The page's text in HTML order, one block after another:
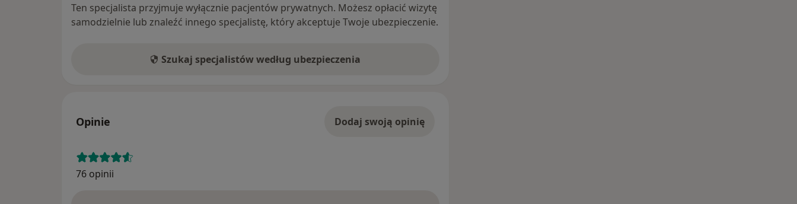
Ten specjalista przyjmuje wyłącznie pacjentów prywatnych. Możesz opłacić wizytę
samodzielnie lub znaleźć innego specjalistę, który akceptuje Twoje ubezpieczenie.
Szukaj specjalistów według ubezpieczenia
Opinie Dodaj swoją opinię
76 opinii